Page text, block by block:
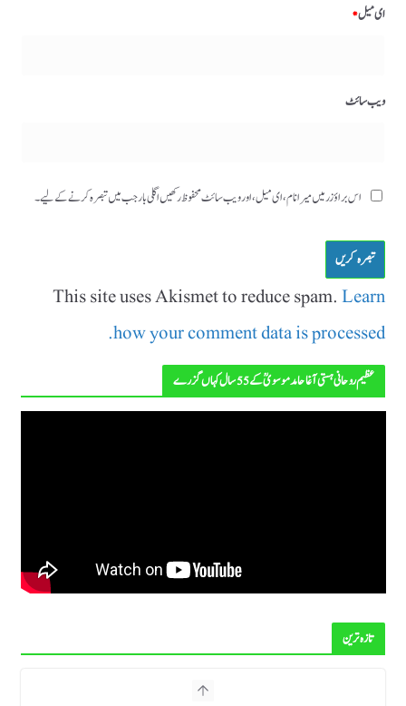
ای میل*
ویب‌ سائٹ
اس براؤزر میں میرا نام، ای میل، اور ویب سائٹ محفوظ رکھیں اگلی بار جب میں تبصرہ کرنے کےلیے۔
This site uses Akismet to reduce spam.Learn
how your comment data is processed.
عظیم روحانی ہستی آغا حامد موسویؒ کے 55 سال کہاں گزرے
تازہ ترین